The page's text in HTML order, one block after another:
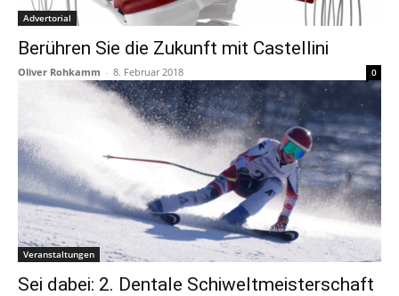
Advertorial
Berühren Sie die Zukunft mit Castellini
Oliver Rohkamm - 8. Februar 2018 0
Veranstaltungen
Sei dabei: 2. Dentale Schiweltmeisterschaft